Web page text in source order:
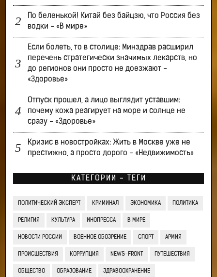
По беленькой! Китай без байцзю, что Россия без
водки - «В мире»
Если болеть, то в столице: Минздрав расширил
перечень стратегически значимых лекарств, но
до регионов они просто не доезжают -
«Здоровье»
Отпуск прошел, а лицо выглядит уставшим:
почему кожа реагирует на море и солнце не
сразу - «Здоровье»
Кризис в новостройках: Жить в Москве уже не
престижно, а просто дорого - «Недвижимость»
КАТЕГОРИИ - ТЕГИ
ПОЛИТИЧЕСКИЙ ЭКСПЕРТ КРИМИНАЛ ЭКОНОМИКА ПОЛИТИКА
РЕЛИГИЯ КУЛЬТУРА ИНОПРЕССА В МИРЕ
НОВОСТИ РОССИИ ВОЕННОЕ ОБОЗРЕНИЕ СПОРТ АРМИЯ
ПРОИСШЕСТВИЯ КОРРУПЦИЯ NEWS-FRONT ПУТЕШЕСТВИЯ
ОБЩЕСТВО ОБРАЗОВАНИЕ ЗДРАВООХРАНЕНИЕ